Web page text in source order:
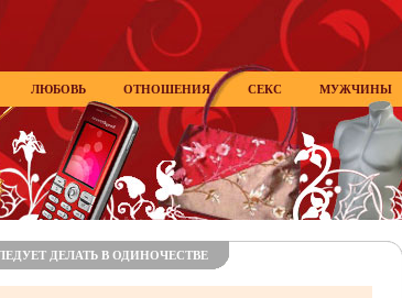
ЛЮБОВЬ ОТНОШЕНИЯ СЕКС МУЖЧИНЫ
ДЕЛАТЬ В ОДИНОЧЕСТВЕ